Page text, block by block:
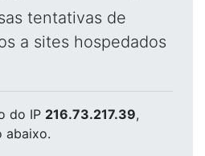
tentativas de
a sites hospedados
do IP 216.73.217.39,
abaixo.